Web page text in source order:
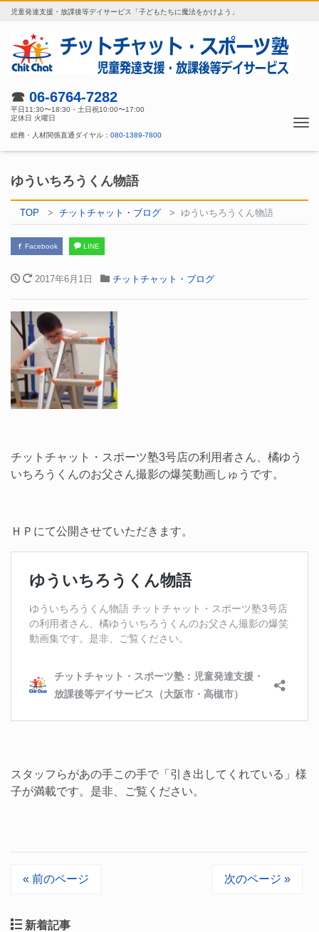
児童発達支援・放課後等デイサービス「子どもたちに魔法をかけよう」
☎ 06-6764-7282
平日11:30〜18:30・土日祝10:00〜17:00
定休日 火曜日
総務・人材関係直通ダイヤル： 080-1389-7800
ゆういちろうくん物語
TOP チットチャット・ブログ ゆういちろうくん物語
Facebook LINE
2017年6月1日 チットチャット・ブログ
チットチャット・スポーツ塾3号店の利用者さん、橘ゆう
いちろうくんのお父さん撮影の爆笑動画しゅうです。
ＨＰにて公開させていただきます。
スタッフらがあの手この手で「引き出してくれている」様
子が満載です。是非、ご覧ください。
« 前のページ 次のページ »
新着記事